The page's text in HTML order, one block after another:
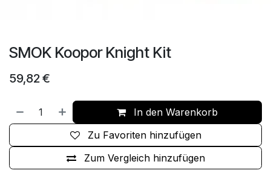
SMOK Koopor Knight Kit
59,82€
In den Warenkorb
Zum Vergleich hinzufügen
Zu Favoriten hinzufügen